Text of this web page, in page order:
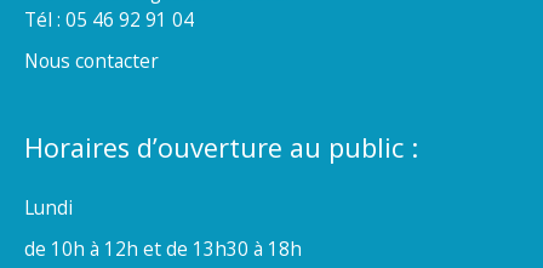
Tél : 05 46 92 91 04
Nous contacter
Horaires d’ouverture au public :
Lundi
de 10h à 12h et de 13h30 à 18h